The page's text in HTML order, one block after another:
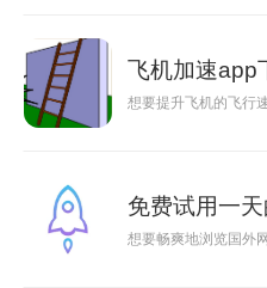
飞机加速app
想要提升飞机的飞行
免费试用一
想要畅爽地浏览国外